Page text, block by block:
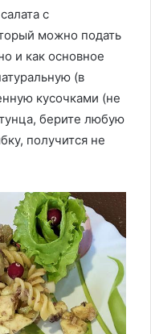
с
можно подать
и как основное
(в
кусочками (не
берите любую
получится не